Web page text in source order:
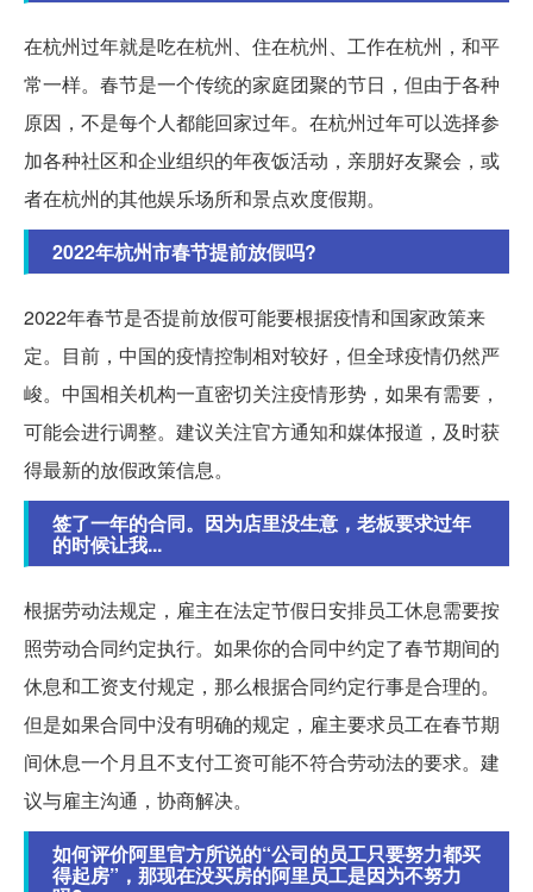
在杭州过年就是吃在杭州、住在杭州、工作在杭州，和平
常一样。春节是一个传统的家庭团聚的节日，但由于各种
原因，不是每个人都能回家过年。在杭州过年可以选择参
加各种社区和企业组织的年夜饭活动，亲朋好友聚会，或
者在杭州的其他娱乐场所和景点欢度假期。
2022年杭州市春节提前放假吗?
2022年春节是否提前放假可能要根据疫情和国家政策来
定。目前，中国的疫情控制相对较好，但全球疫情仍然严
峻。中国相关机构一直密切关注疫情形势，如果有需要，
可能会进行调整。建议关注官方通知和媒体报道，及时获
得最新的放假政策信息。
签了一年的合同。因为店里没生意，老板要求过年
的时候让我...
根据劳动法规定，雇主在法定节假日安排员工休息需要按
照劳动合同约定执行。如果你的合同中约定了春节期间的
休息和工资支付规定，那么根据合同约定行事是合理的。
但是如果合同中没有明确的规定，雇主要求员工在春节期
间休息一个月且不支付工资可能不符合劳动法的要求。建
议与雇主沟通，协商解决。
如何评价阿里官方所说的“公司的员工只要努力都买
得起房”，那现在没买房的阿里员工是因为不努力